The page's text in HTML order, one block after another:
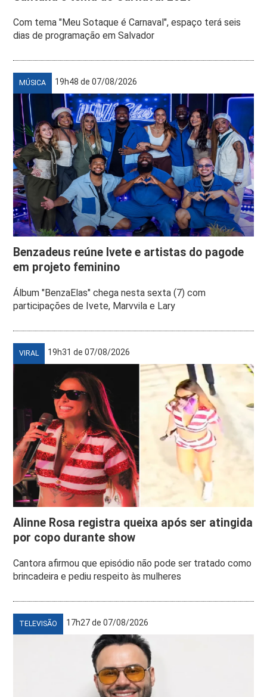
Com tema "Meu Sotaque é Carnaval", espaço terá seis
dias de programação em Salvador
MÚSICA 19h48 de 07/08/2026
Benzadeus reúne Ivete e artistas do pagode
em projeto feminino
Álbum "BenzaElas" chega nesta sexta (7) com
participações de Ivete, Marvvila e Lary
VIRAL 19h31 de 07/08/2026
Alinne Rosa registra queixa após ser atingida
por copo durante show
Cantora afirmou que episódio não pode ser tratado como
brincadeira e pediu respeito às mulheres
TELEVISÃO 17h27 de 07/08/2026